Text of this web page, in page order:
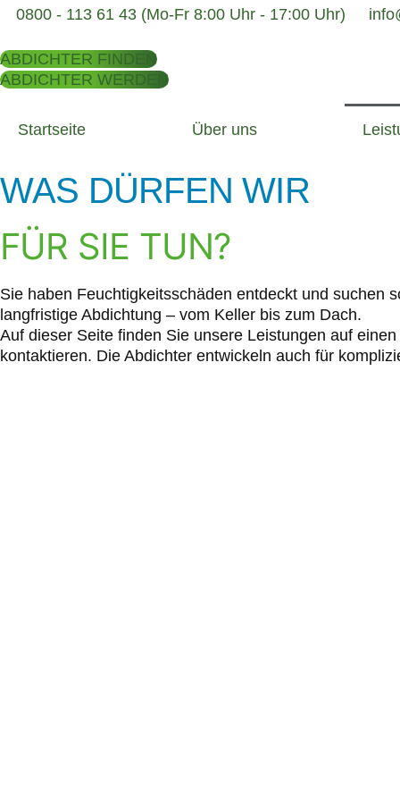
0800 - 113 61 43 (Mo-Fr 8:00 Uhr - 17:00 Uhr)
ABDICHTER FINDEN
ABDICHTER WERDEN
LÖSUNGEN
VOM DACH BIS IN
KELLER.
Startseite Über uns
WAS DÜRFEN WIR
FÜR SIE TUN?
Sie haben Feuchtigkeitsschäden entdeckt und suchen
langfristige Abdichtung – vom Keller bis zum Dach.
Auf dieser Seite finden Sie unsere Leistungen auf
kontaktieren. Die Abdichter entwickeln auch für